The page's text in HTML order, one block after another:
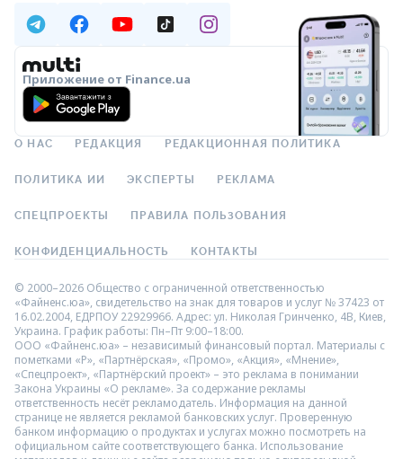
Приложение от Finance.ua
О НАС РЕДАКЦИЯ РЕДАКЦИОННАЯ ПОЛИТИКА
ПОЛИТИКА ИИ ЭКСПЕРТЫ РЕКЛАМА
СПЕЦПРОЕКТЫ ПРАВИЛА ПОЛЬЗОВАНИЯ
КОНФИДЕНЦИАЛЬНОСТЬ КОНТАКТЫ
© 2000–2026 Общество с ограниченной ответственностью
«Файненс.юа», свидетельство на знак для товаров и услуг № 37423 от
16.02.2004, ЕДРПОУ 22929966. Адрес: ул. Николая Гринченко, 4В, Киев,
Украина. График работы: Пн–Пт 9:00–18:00.
ООО «Файненс.юа» – независимый финансовый портал. Материалы с
пометками «Р», «Партнёрская», «Промо», «Акция», «Мнение»,
«Спецпроект», «Партнёрский проект» – это реклама в понимании
Закона Украины «О рекламе». За содержание рекламы
ответственность несёт рекламодатель. Информация на данной
странице не является рекламой банковских услуг. Проверенную
банком информацию о продуктах и услугах можно посмотреть на
официальном сайте соответствующего банка. Использование